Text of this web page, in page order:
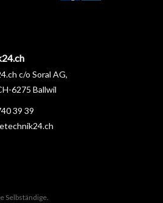
c/o Soral AG,
6275 Ballwil
39 39
Selbständige.